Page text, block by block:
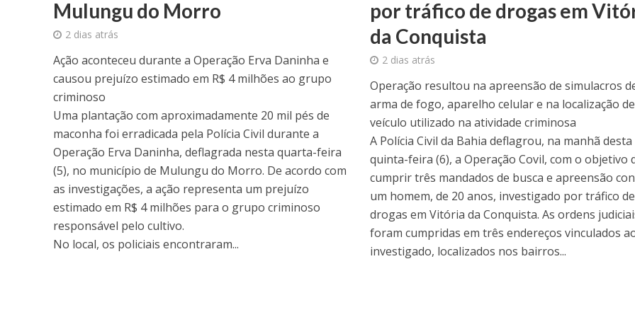
Mulungu do Morro
2 dias atrás
Ação aconteceu durante a Operação Erva Daninha e
causou prejuízo estimado em R$ 4 milhões ao grupo
criminoso
Uma plantação com aproximadamente 20 mil pés de
maconha foi erradicada pela Polícia Civil durante a
Operação Erva Daninha, deflagrada nesta quarta-feira
(5), no município de Mulungu do Morro. De acordo com
as investigações, a ação representa um prejuízo
estimado em R$ 4 milhões para o grupo criminoso
responsável pelo cultivo.
No local, os policiais encontraram...
por tráfico de drogas em
da Conquista
2 dias atrás
Operação resultou na apreensão de simulacros
arma de fogo, aparelho celular e na localização de
veículo utilizado na atividade criminosa
A Polícia Civil da Bahia deflagrou, na manhã desta
quinta-feira (6), a Operação Covil, com o objetivo
cumprir três mandados de busca e apreensão
um homem, de 20 anos, investigado por tráfico de
drogas em Vitória da Conquista. As ordens
foram cumpridas em três endereços vinculados
investigado, localizados nos bairros...